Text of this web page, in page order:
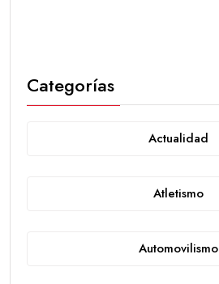
Categorías
Actualidad
Atletismo
Automovilismo